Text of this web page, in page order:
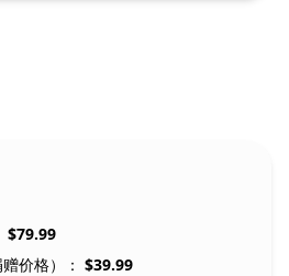
$79.99
价格）： $39.99